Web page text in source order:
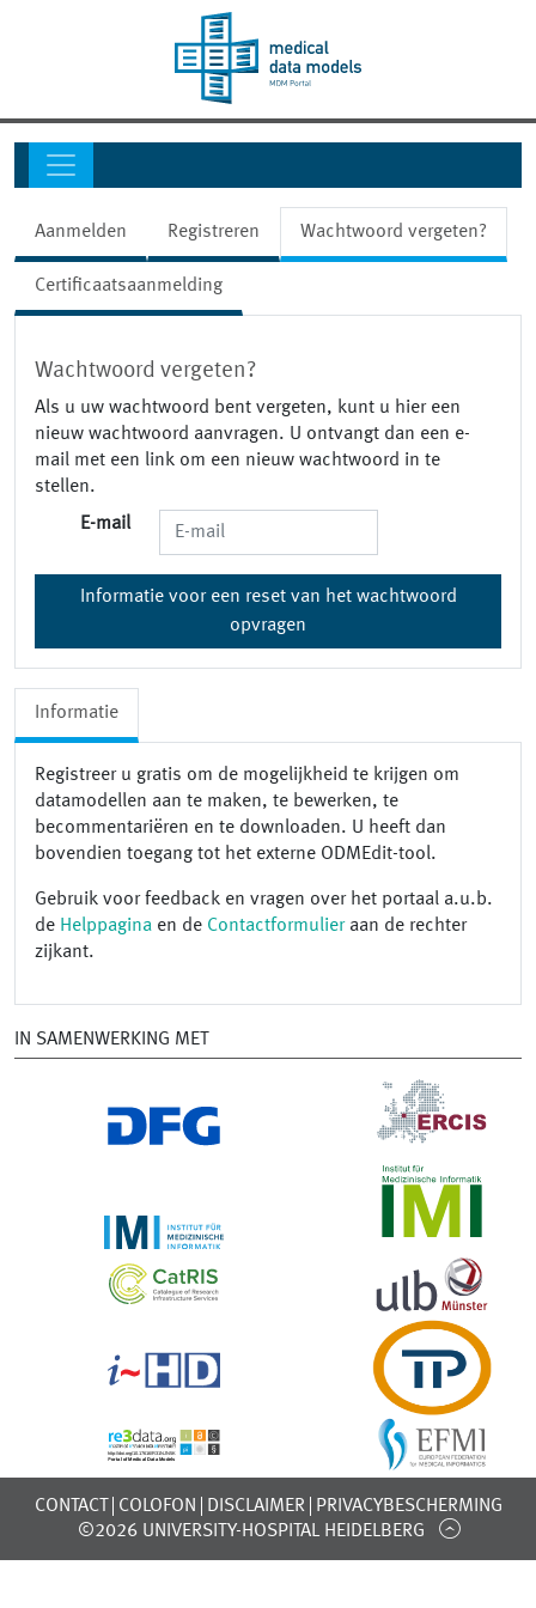
Informatie
Registreer u gratis om de mogelijkheid te krijgen om
datamodellen aan te maken, te bewerken, te
becommentariëren en te downloaden. U heeft dan
bovendien toegang tot het externe ODMEdit-tool.
Gebruik voor feedback en vragen over het portaal a.u.b.
de Helppagina en de Contactformulieraan de rechter
zijkant.
Aanmelden Registreren Wachtwoord vergeten?
Certificaatsaanmelding
Wachtwoord vergeten?
Als u uw wachtwoord bent vergeten, kunt u hier een
nieuw wachtwoord aanvragen. U ontvangt dan een e-
mail met een link om een nieuw wachtwoord in te
stellen.
E-mail
Informatie voor een reset van het wachtwoord
opvragen
IN SAMENWERKING MET
CONTACT COLOFON DISCLAIMER
PRIVACYBESCHERMING
©2026 UNIVERSITY-HOSPITAL HEIDELBERG